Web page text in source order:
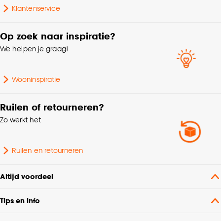
Milieu kenmerken
Garantietermijn
Klantenservice
Op zoek naar inspiratie?
We helpen je graag!
Wooninspiratie
Ruilen of retourneren?
Zo werkt het
Ruilen en retourneren
Altijd voordeel
Tips en info